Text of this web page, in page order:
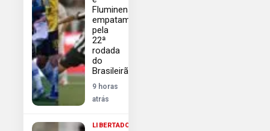
Fluminense
empatam
pela
22ª
rodada
do
Brasileirão
9 horas
atrás
LIBERTADORES